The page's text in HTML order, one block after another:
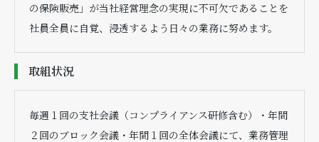
の保険販売」が当社経営理念の実現に不可欠であることを
社員全員に自覚、浸透するよう日々の業務に努めます。
取組状況
毎週１回の支社会議（コンプライアンス研修含む）・年間
２回のブロック会議・年間１回の全体会議にて、業務管理